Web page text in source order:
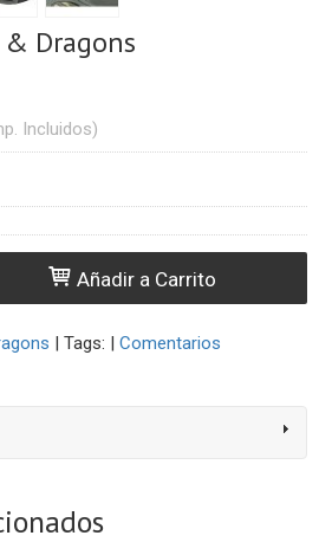
Dragons
Incluidos)
Añadir a Carrito
| Tags: | Comentarios